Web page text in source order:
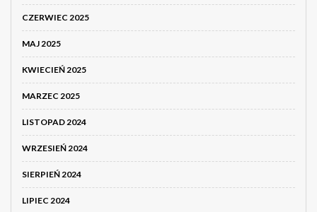
CZERWIEC 2025
MAJ 2025
KWIECIEŃ 2025
MARZEC 2025
LISTOPAD 2024
WRZESIEŃ 2024
SIERPIEŃ 2024
LIPIEC 2024